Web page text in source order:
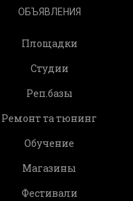
ОБЪЯВЛЕНИЯ
Площадки
Студии
Реп.базы
Ремонт та тюнинг
Обучение
Магазины
Фестивали